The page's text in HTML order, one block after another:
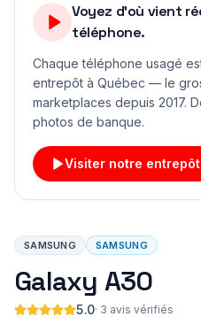
Voyez d'où vient
téléphone.
Chaque téléphone usagé
entrepôt à Québec — le
marketplaces depuis 2017.
photos de banque.
Visiter notre entrepôt
SAMSUNG SAMSUNG
Galaxy A30
5.0· 3 avis vérifiés